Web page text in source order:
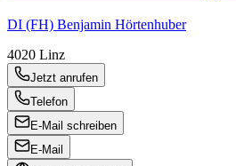
DI (FH) Benjamin Hörtenhuber
4020 Linz
Jetzt anrufen
Telefon
E-Mail schreiben
E-Mail